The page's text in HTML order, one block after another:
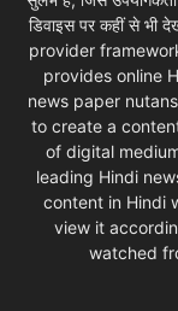
डिवाइस पर कहीं से
provider
provides online
news paper
to create a
of digital
leading Hindi
content in Hindi
view it
watched